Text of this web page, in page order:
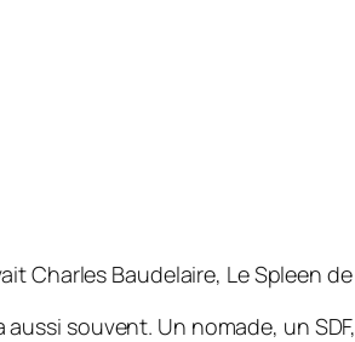
Charles Baudelaire, Le Spleen
souvent. Un nomade, un